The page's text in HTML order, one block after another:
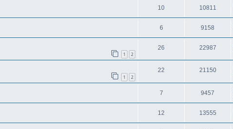
10 10811
6 9158
1 2
26 22987
1 2
22 21150
7 9457
12 13555